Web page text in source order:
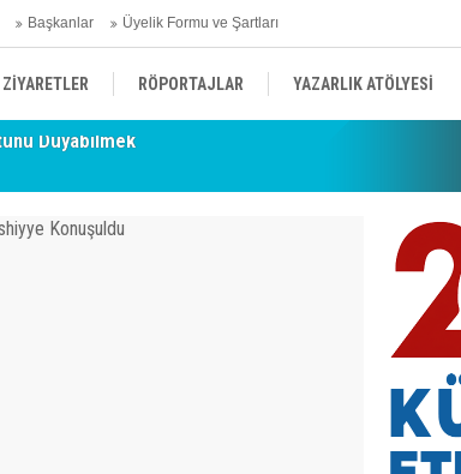
Başkanlar Üyelik Formu ve Şartları
ZİYARETLER RÖPORTAJLAR YAZARLIK ATÖLYESİ
KENDİNİ ARAYAN ŞEHİR TYB KONYA